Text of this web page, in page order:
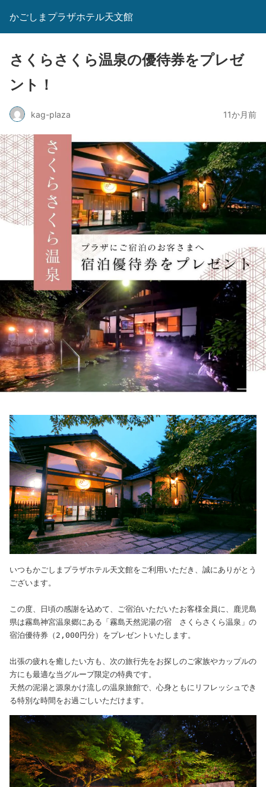
かごしまプラザホテル天文館
さくらさくら温泉の優待券をプレゼ
ント！
kag-plaza 11か月前
いつもかごしまプラザホテル天文館をご利用いただき、誠にありがとう
ございます。
この度、日頃の感謝を込めて、ご宿泊いただいたお客様全員に、鹿児島
県は霧島神宮温泉郷にある「霧島天然泥湯の宿　さくらさくら温泉」の
宿泊優待券（2,000円分）をプレゼントいたします。
出張の疲れを癒したい方も、次の旅行先をお探しのご家族やカップルの
方にも最適な当グループ限定の特典です。
天然の泥湯と源泉かけ流しの温泉旅館で、心身ともにリフレッシュでき
る特別な時間をお過ごしいただけます。